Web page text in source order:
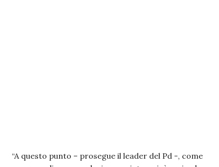
“A questo punto – prosegue il leader del Pd -, come